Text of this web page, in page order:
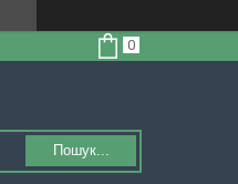
Пошук...